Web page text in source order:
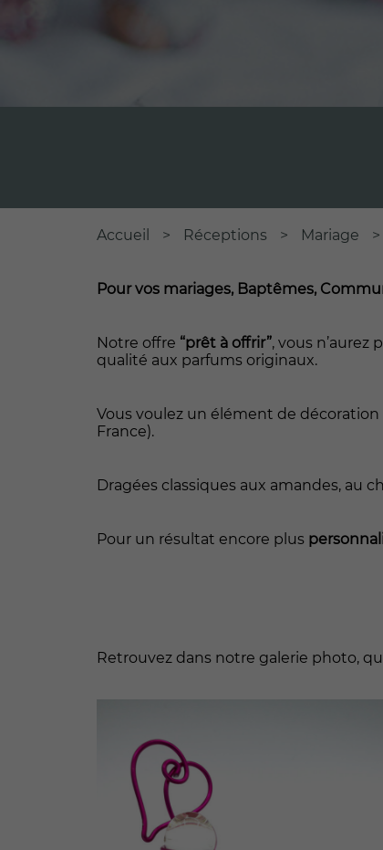
Accueil > Réceptions > Mariage >
Pour vos mariages, Baptêmes,
Notre offre “prêt à offrir”, vous n’aurez
qualité aux parfums originaux.
Vous voulez un élément de
France).
Dragées classiques aux amandes, au
Pour un résultat encore plus
Retrouvez dans notre galerie photo,